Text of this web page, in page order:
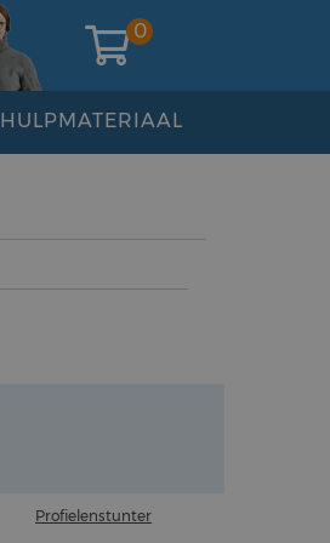
0
HULPMATERIAAL
Profielenstunter